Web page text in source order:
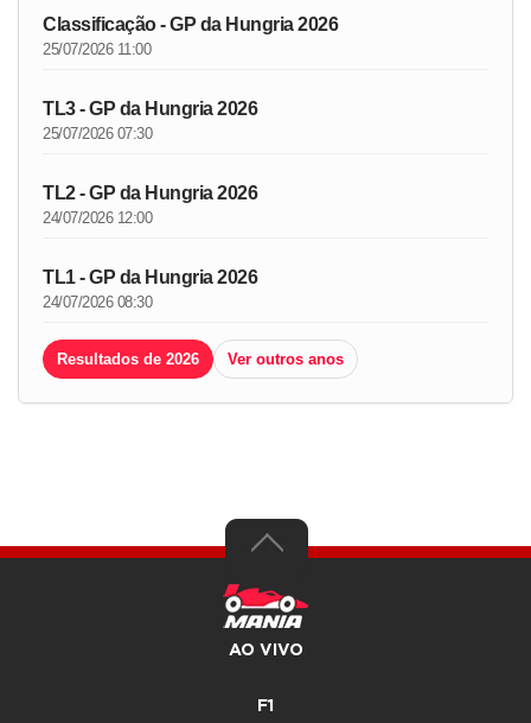
Classificação - GP da Hungria 2026
25/07/2026 11:00
TL3 - GP da Hungria 2026
25/07/2026 07:30
TL2 - GP da Hungria 2026
24/07/2026 12:00
TL1 - GP da Hungria 2026
24/07/2026 08:30
Resultados de 2026 Ver outros anos
AO VIVO
F1